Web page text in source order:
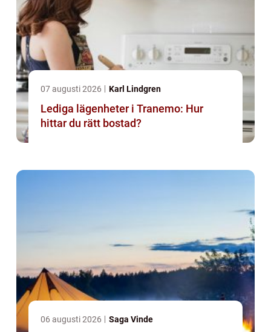
07 augusti 2026 Karl Lindgren
Lediga lägenheter i Tranemo: Hur
hittar du rätt bostad?
06 augusti 2026 Saga Vinde